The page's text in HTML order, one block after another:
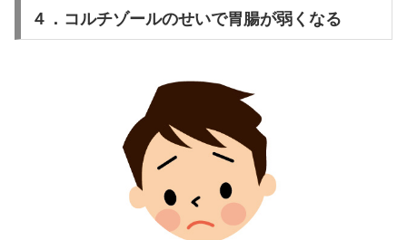
４．コルチゾールのせいで胃腸が弱くなる